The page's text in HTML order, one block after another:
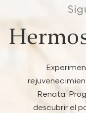
Renata.
descubrir el